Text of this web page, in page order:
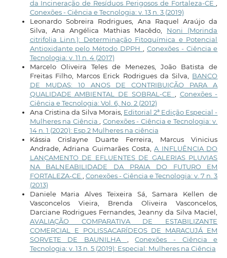
da Incineração de Resíduos Perigosos de Fortaleza-CE
Conexões - Ciência e Tecnologia: v. 13 n. 3 (2019)
Leonardo Sobreira Rodrigues, Ana Raquel Araújo da
Silva, Ana Angélica Mathias Macêdo, Noni (Morinda
citrifolia Linn.): Determinação Fitoquímica e Potencial
Antioxidante pelo Método DPPH
Conexões - Ciência e
Tecnologia: v. 11 n. 4 (2017)
Marcelo Oliveira Teles de Menezes, João Batista de
Freitas Filho, Marcos Erick Rodrigues da Silva, BANCO
DE MUDAS: 10 ANOS DE CONTRIBUIÇÃO PARA A
QUALIDADE AMBIENTAL DE SOBRAL-CE
Conexões -
Ciência e Tecnologia: Vol. 6, No. 2 (2012)
Ana Cristina da Silva Morais, Editorial 2ª Edição Especial -
Mulheres na Ciência
Conexões - Ciência e Tecnologia: v.
14 n. 1 (2020): Esp.2 Mulheres na ciência
Kássia Crislayne Duarte Ferreira, Marcus Vinicius
Andrade, Adriana Guimarães Costa,A INFLUÊNCIA DO
LANÇAMENTO DE EFLUENTES DE GALERIAS PLUVIAS
NA BALNEABILIDADE DA PRAIA DO FUTURO EM
FORTALEZA-CE
Conexões - Ciência e Tecnologia: v. 7 n. 3
(2013)
Daniele Maria Alves Teixeira Sá, Samara Kellen de
Vasconcelos Vieira, Brenda Oliveira Vasconcelos,
Darciane Rodrigues Fernandes, Jeanny da Silva Maciel,
AVALIAÇÃO COMPARATIVA DE ESTABILIZANTE
COMERCIAL E POLISSACARÍDEOS DE MARACUJÁ EM
SORVETE DE BAUNILHA
,Conexões - Ciência e
Tecnologia: v. 13 n. 5 (2019): Especial: Mulheres na Ciência